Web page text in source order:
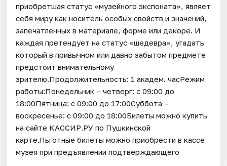
приобретшая статус «музейного экспоната», являет
себя миру как носитель особых свойств и значений,
запечатленных в материале, форме или декоре. И
каждая претендует на статус «шедевра», угадать
который в привычном или давно забытом предмете
предстоит внимательному
зрителю.Продолжительность: 1 академ. часРежим
работы:Понедельник – четверг: с 09:00 до
18:00Пятница: с 09:00 до 17:00Суббота –
воскресенье: с 09:00 до 18:00Билеты можно купить
на сайте КАССИР.РУ по Пушкинской
карте.Льготные билеты можно приобрести в кассе
музея при предъявлении подтверждающего